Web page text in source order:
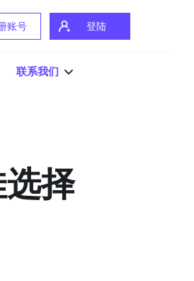
账号 登陆
联系我们
择